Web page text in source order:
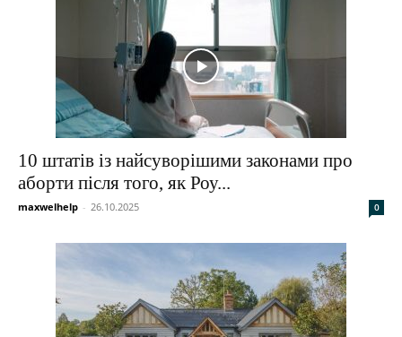
10 штатів із найсуворішими законами про
аборти після того, як Роу...
maxwelhelp - 26.10.2025 0